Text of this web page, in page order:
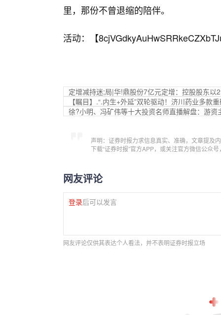
里，那份不曾退缩的陪伴。
活动：【
定增减持迷;局|华!鼎股份7亿元定增：控股股东
【瞩目】.“.内生+外延”双轮驱动！济川药业多款
徐?小明、冯矿伟等十大投资名师直播解盘：游
声明：证券时报力求信息真实、准确，文章提及
下载“证券时报”官方APP，或关注官方微信公众
网友评论
登录后可以发言
网友评论仅供其表达个人看法，并不表明证券时报立场